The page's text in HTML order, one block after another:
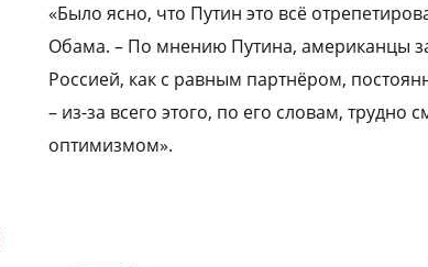
«Было ясно, что Путин это всё
Обама. – По мнению Путина, американцы
Россией, как с равным партнёром,
– из-за всего этого, по его словам,
оптимизмом».